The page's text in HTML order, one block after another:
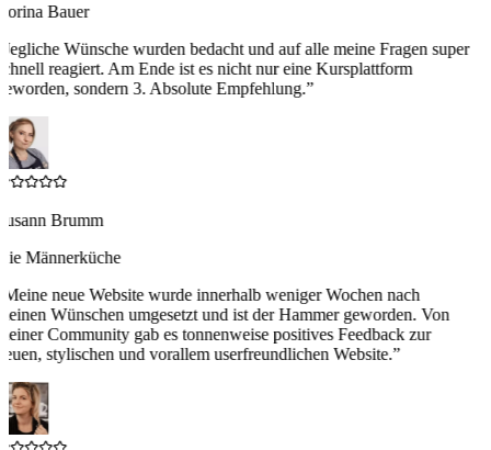
Bauer
Jegliche Wünsche wurden bedacht und auf alle meine Fragen super
reagiert. Am Ende ist es nicht nur eine Kursplattform
sondern 3. Absolute Empfehlung.”
Brumm
Männerküche
Meine neue Website wurde innerhalb weniger Wochen nach
Wünschen umgesetzt und ist der Hammer geworden. Von
Community gab es tonnenweise positives Feedback zur
stylischen und vorallem userfreundlichen Website.”